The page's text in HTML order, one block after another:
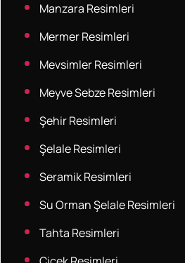
Manzara Resimleri
Mermer Resimleri
Mevsimler Resimleri
Meyve Sebze Resimleri
Şehir Resimleri
Şelale Resimleri
Seramik Resimleri
Su Orman Şelale Resimleri
Tahta Resimleri